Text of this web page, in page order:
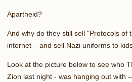
Apartheid?
And why do they still sell "Protocols of
internet – and sell Nazi uniforms to
Look at the picture below to see who
Zion last night - was hanging out with –